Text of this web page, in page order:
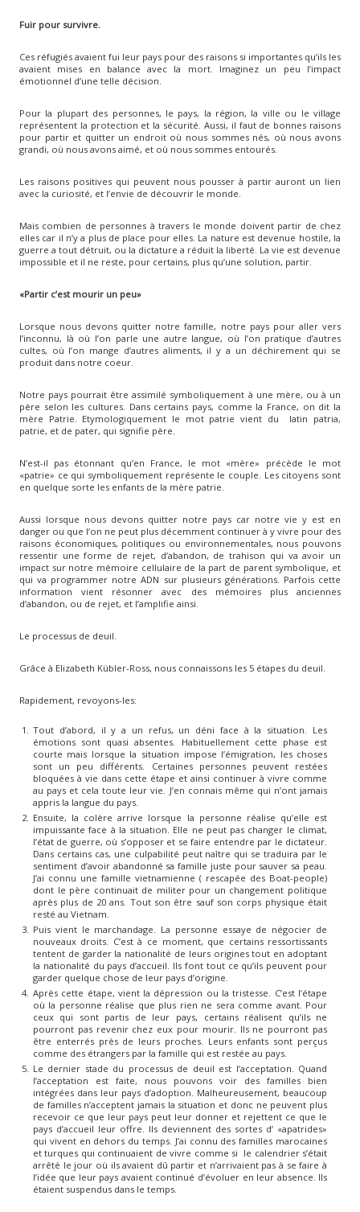
Fuir pour survivre.
Ces réfugiés avaient fui leur pays pour des raisons si importantes qu’ils les
avaient mises en balance avec la mort. Imaginez un peu l’impact
émotionnel d’une telle décision.
Pour la plupart des personnes, le pays, la région, la ville ou le village
représentent la protection et la sécurité. Aussi, il faut de bonnes raisons
pour partir et quitter un endroit où nous sommes nés, où nous avons
grandi, où nous avons aimé, et où nous sommes entourés.
Les raisons positives qui peuvent nous pousser à partir auront un lien
avec la curiosité, et l’envie de découvrir le monde.
Mais combien de personnes à travers le monde doivent partir de chez
elles car il n’y a plus de place pour elles. La nature est devenue hostile, la
guerre a tout détruit, ou la dictature a réduit la liberté. La vie est devenue
impossible et il ne reste, pour certains, plus qu’une solution, partir.
«Partir c’est mourir un peu»
Lorsque nous devons quitter notre famille, notre pays pour aller vers
l’inconnu, là où l’on parle une autre langue, où l’on pratique d’autres
cultes, où l’on mange d’autres aliments, il y a un déchirement qui se
produit dans notre coeur.
Notre pays pourrait être assimilé symboliquement à une mère, ou à un
père selon les cultures. Dans certains pays, comme la France, on dit la
mère Patrie. Etymologiquement le mot patrie vient du latin patria,
patrie, et de pater, qui signifie père.
N’est-il pas étonnant qu’en France, le mot «mère» précède le mot
«patrie» ce qui symboliquement représente le couple. Les citoyens sont
en quelque sorte les enfants de la mère patrie.
Aussi lorsque nous devons quitter notre pays car notre vie y est en
danger ou que l’on ne peut plus décemment continuer à y vivre pour des
raisons économiques, politiques ou environnementales, nous pouvons
ressentir une forme de rejet, d’abandon, de trahison qui va avoir un
impact sur notre mémoire cellulaire de la part de parent symbolique, et
qui va programmer notre ADN sur plusieurs générations. Parfois cette
information vient résonner avec des mémoires plus anciennes
d’abandon, ou de rejet, et l’amplifie ainsi.
Le processus de deuil.
Grâce à Elizabeth Kübler-Ross, nous connaissons les 5 étapes du deuil.
Rapidement, revoyons-les:
Tout d’abord, il y a un refus, un déni face à la situation. Les
émotions sont quasi absentes. Habituellement cette phase est
courte mais lorsque la situation impose l’émigration, les choses
sont un peu différents. Certaines personnes peuvent restées
bloquées à vie dans cette étape et ainsi continuer à vivre comme
au pays et cela toute leur vie. J’en connais même qui n’ont jamais
appris la langue du pays.
Ensuite, la colère arrive lorsque la personne réalise qu’elle est
impuissante face à la situation. Elle ne peut pas changer le climat,
l’état de guerre, où s’opposer et se faire entendre par le dictateur.
Dans certains cas, une culpabilité peut naître qui se traduira par le
sentiment d’avoir abandonné sa famille juste pour sauver sa peau.
J’ai connu une famille vietnamienne ( rescapée des Boat-people)
dont le père continuait de militer pour un changement politique
après plus de 20 ans. Tout son être sauf son corps physique était
resté au Vietnam.
Puis vient le marchandage. La personne essaye de négocier de
nouveaux droits. C’est à ce moment, que certains ressortissants
tentent de garder la nationalité de leurs origines tout en adoptant
la nationalité du pays d’accueil. Ils font tout ce qu’ils peuvent pour
garder quelque chose de leur pays d’origine.
Après cette étape, vient la dépression ou la tristesse. C’est l’étape
où la personne réalise que plus rien ne sera comme avant. Pour
ceux qui sont partis de leur pays, certains réalisent qu’ils ne
pourront pas revenir chez eux pour mourir. Ils ne pourront pas
être enterrés près de leurs proches. Leurs enfants sont perçus
comme des étrangers par la famille qui est restée au pays.
Le dernier stade du processus de deuil est l’acceptation. Quand
l’acceptation est faite, nous pouvons voir des familles bien
intégrées dans leur pays d’adoption. Malheureusement, beaucoup
de familles n’acceptent jamais la situation et donc ne peuvent plus
recevoir ce que leur pays peut leur donner et rejettent ce que le
pays d’accueil leur offre. Ils deviennent des sortes d’ «apatrides»
qui vivent en dehors du temps. J’ai connu des familles marocaines
et turques qui continuaient de vivre comme si le calendrier s’était
arrêté le jour où ils avaient dû partir et n’arrivaient pas à se faire à
l’idée que leur pays avaient continué d’évoluer en leur absence. Ils
étaient suspendus dans le temps.